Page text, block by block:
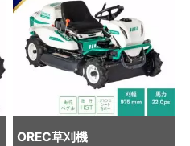
OREC草刈機